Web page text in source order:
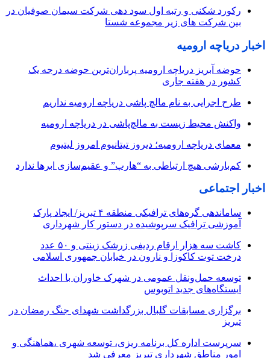
رکورد شکنی و رتبه اول سود دهی شرکت سیمان صوفیان در
بین شرکت های زیر مجموعه شستا
اخبار دریاچه ارومیه
حوضه آبریز دریاچه ارومیه پرباران‌ترین حوضه‌ درجه یک
کشور در هفته جاری
طرح اجرایی به نام مالچ پاشی دریاچه ارومیه نداریم
واکنش محیط زیست به مالچ‌پاشی در دریاچه ارومیه
معمای دریاچه ارومیه؛ دیروز تیتانیوم امروز لیتیوم
کم‌بارشی هیچ ارتباطی به “هارپ” و عقیم‌سازی ابرها ندارد
اخبار اجتماعی
ساماندهی گره‌های ترافیکی منطقه ۴ تبریز/ ایجاد پارک
آموزشی ترافیک سرپوشیده در دستور کار شهرداری
کاشت سه هزار ارقام ردیفی زرشک زینتی و ۵۰ عدد
درخت توت کاکوزا و نارون در خیابان جمهوری اسلامی
توسعه حمل‌ونقل عمومی در شهرک خاوران با احداث
ایستگاه‌های جدید اتوبوس
برگزاری مسابقات گلبال بزرگداشت شهدای جنگ رمضان در
تبریز
سرپرست اداره کل برنامه ریزی، توسعه شهری ،هماهنگی و
امور مناطق شهرداری تبریز معرفی شد